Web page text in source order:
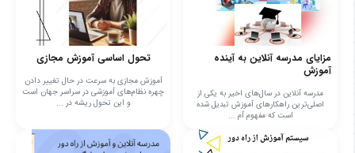
مزایای مدرسه آنلاین به آینده
آموزش
مدرسه آنلاین در سال‌های اخیر به یکی از
اصلی‌ترین راهکارهای آموزش تبدیل شده
است که مفهوم آم ...
تحول اساسی آموزش مجازی
آموزش مجازی به سرعت در حال تغییر دادن
چهره نظام‌های آموزشی در سراسر جهان است
و این تحول ریشه در ...